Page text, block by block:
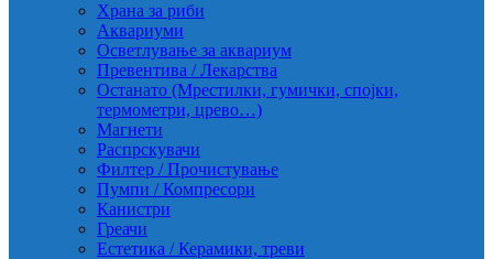
Храна за риби
Аквариуми
Осветлување за аквариум
Превентива / Лекарства
Останато (Мрестилки, гумички, спојки,
термометри, црево…)
Магнети
Распрскувачи
Филтер / Прочистување
Пумпи / Компресори
Канистри
Греачи
Естетика / Керамики, треви